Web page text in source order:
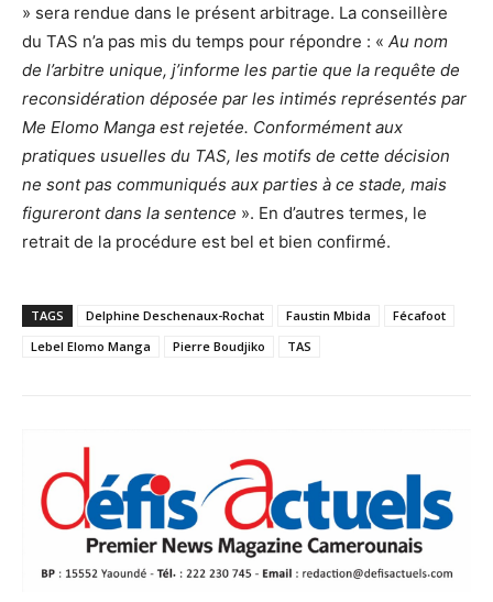
» sera rendue dans le présent arbitrage. La conseillère
du TAS n’a pas mis du temps pour répondre : « Au nom
de l’arbitre unique, j’informe les partie que la requête de
reconsidération déposée par les intimés représentés par
Me Elomo Manga est rejetée. Conformément aux
pratiques usuelles du TAS, les motifs de cette décision
ne sont pas communiqués aux parties à ce stade, mais
figureront dans la sentence ». En d’autres termes, le
retrait de la procédure est bel et bien confirmé.
TAGS Delphine Deschenaux-Rochat Faustin Mbida
Fécafoot
Lebel Elomo Manga
Pierre Boudjiko TAS